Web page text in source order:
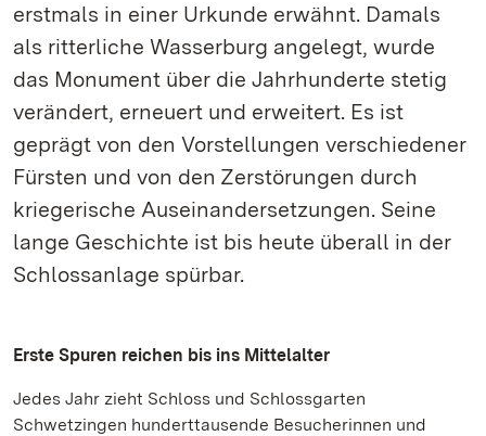
erstmals in einer Urkunde erwähnt. Damals
als ritterliche Wasserburg angelegt, wurde
das Monument über die Jahrhunderte stetig
verändert, erneuert und erweitert. Es ist
geprägt von den Vorstellungen verschiedener
Fürsten und von den Zerstörungen durch
kriegerische Auseinandersetzungen. Seine
lange Geschichte ist bis heute überall in der
Schlossanlage spürbar.
Erste Spuren reichen bis ins Mittelalter
Jedes Jahr zieht Schloss und Schlossgarten
Schwetzingen hunderttausende Besucherinnen und